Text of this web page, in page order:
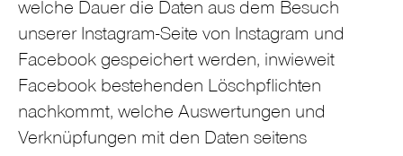
welche Dauer die Daten aus dem Besuch
unserer Instagram-Seite von Instagram und
Facebook gespeichert werden, inwieweit
Facebook bestehenden Löschpflichten
nachkommt, welche Auswertungen und
Verknüpfungen mit den Daten seitens